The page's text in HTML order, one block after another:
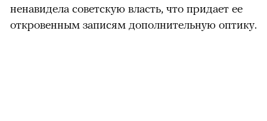
ненавидела советскую власть, что придает ее
откровенным записям дополнительную оптику.